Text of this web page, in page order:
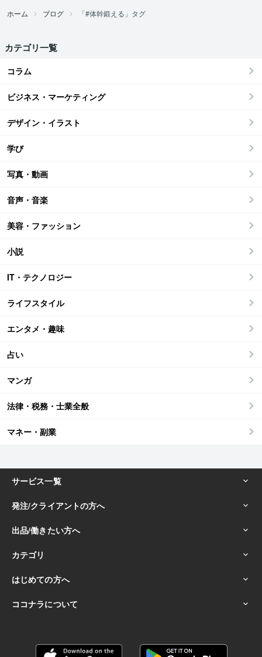
ホーム ブログ 「#体幹鍛える」タグ
カテゴリ一覧
コラム
ビジネス・マーケティング
デザイン・イラスト
学び
写真・動画
音声・音楽
美容・ファッション
小説
IT・テクノロジー
ライフスタイル
エンタメ・趣味
占い
マンガ
法律・税務・士業全般
マネー・副業